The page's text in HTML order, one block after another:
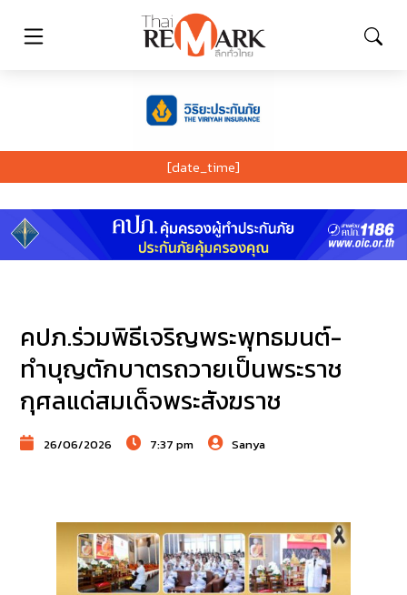
[date_time]
คปภ.ร่วมพิธีเจริญพระพุทธมนต์-
ทำบุญตักบาตรถวายเป็นพระราช
กุศลแด่สมเด็จพระสังฆราช
26/06/2026 7:37 pm Sanya